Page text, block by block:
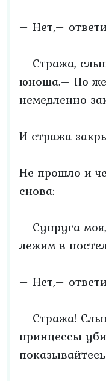
– Нет,–
– Стража,
юноша.– По
немедленно
И стража
Не прошло и
снова:
– Супруга
лежим в
– Нет,–
– Стража!
принцессы